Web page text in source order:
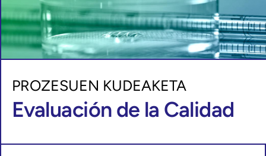
PROZESUEN KUDEAKETA
Evaluación de la Calidad